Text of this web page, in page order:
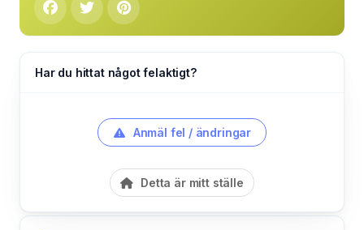
Har du hittat något felaktigt?
Anmäl fel / ändringar
Detta är mitt ställe